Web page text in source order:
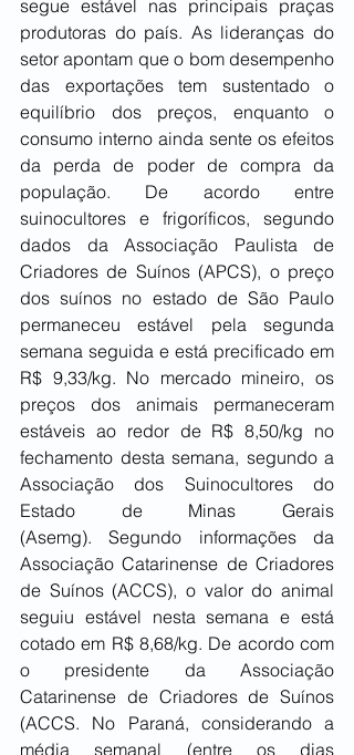
segue estável nas principais praças
produtoras do país. As lideranças do
setor apontam que o bom desempenho
das exportações tem sustentado o
equilíbrio dos preços, enquanto o
consumo interno ainda sente os efeitos
da perda de poder de compra da
população. De acordo entre
suinocultores e frigoríficos, segundo
dados da Associação Paulista de
Criadores de Suínos (APCS), o preço
dos suínos no estado de São Paulo
permaneceu estável pela segunda
semana seguida e está precificado em
R$ 9,33/kg. No mercado mineiro, os
preços dos animais permaneceram
estáveis ao redor de R$ 8,50/kg no
fechamento desta semana, segundo a
Associação dos Suinocultores do
Estado de Minas Gerais
(Asemg). Segundo informações da
Associação Catarinense de Criadores
de Suínos (ACCS), o valor do animal
seguiu estável nesta semana e está
cotado em R$ 8,68/kg. De acordo com
o presidente da Associação
Catarinense de Criadores de Suínos
(ACCS. No Paraná, considerando a
média semanal (entre os dias